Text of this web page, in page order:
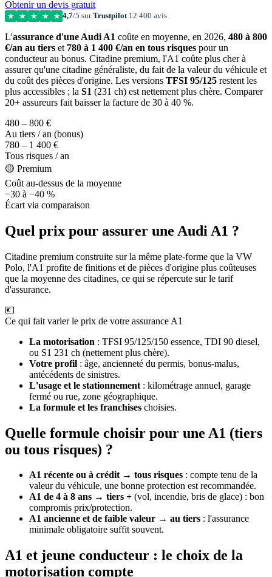
Obtenir un devis gratuit
★ ★ ★ ★ ★ 4,7/5 surTrustpilot12 400 avis
L'assurance d'une Audi A1 coûte en moyenne, en 2026, 480 à 800
€/an au tiers et 780 à 1 400 €/an en tous risques pour un
conducteur au bonus. Citadine premium, l'A1 coûte plus cher à
assurer qu'une citadine généraliste, du fait de la valeur du véhicule et
du coût des pièces d'origine. Les versions TFSI 95/125 restent les
plus accessibles ; la S1 (231 ch) est nettement plus chère. Comparer
20+ assureurs fait baisser la facture de 30 à 40 %.
480 – 800 €
Au tiers / an (bonus)
780 – 1 400 €
Tous risques / an
🟡 Premium
Coût au-dessus de la moyenne
−30 à −40 %
Écart via comparaison
Quel prix pour assurer une Audi A1 ?
Citadine premium construite sur la même plate-forme que la VW
Polo, l'A1 profite de finitions et de pièces d'origine plus coûteuses
que la moyenne des citadines, ce qui se répercute sur le tarif
d'assurance.
💶
Ce qui fait varier le prix de votre assurance A1
La motorisation : TFSI 95/125/150 essence, TDI 90 diesel,
ou S1 231 ch (nettement plus chère).
Votre profil : âge, ancienneté du permis, bonus-malus,
antécédents de sinistres.
L'usage et le stationnement : kilométrage annuel, garage
fermé ou rue, zone géographique.
La formule et les franchises choisies.
Quelle formule choisir pour une A1 (tiers
ou tous risques) ?
A1 récente ou à crédit→ tous risques : compte tenu de la
valeur du véhicule, une bonne protection est recommandée.
A1 de 4 à 8 ans → tiers + (vol, incendie, bris de glace) : bon
compromis prix/protection.
A1 ancienne et de faible valeur → au tiers : l'assurance
minimale obligatoire suffit souvent.
A1 et jeune conducteur : le choix de la
motorisation compte